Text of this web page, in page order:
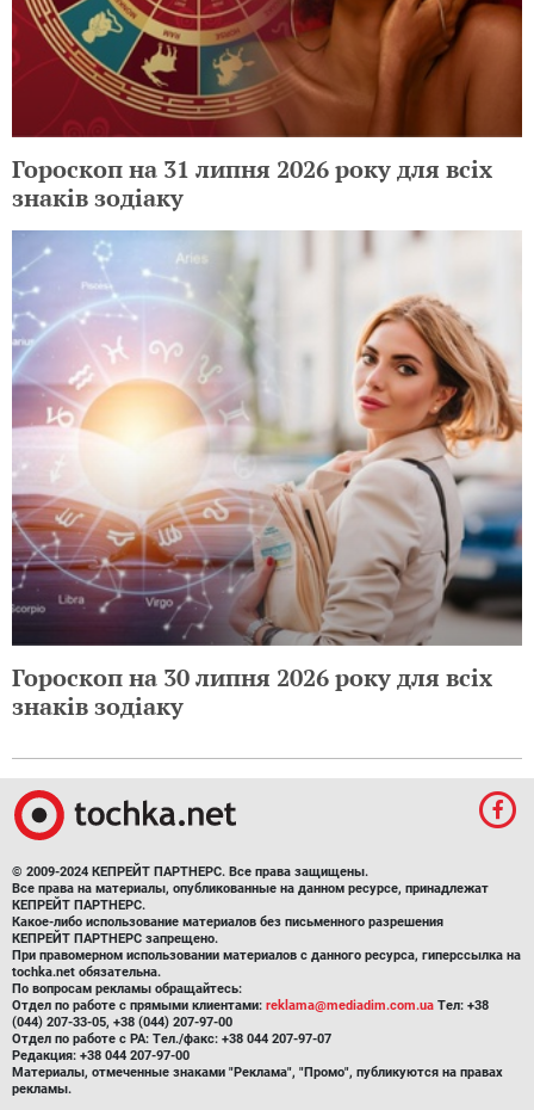
Гороскоп на 31 липня 2026 року для всіх
знаків зодіаку
Гороскоп на 30 липня 2026 року для всіх
знаків зодіаку
© 2009-2024 КЕПРЕЙТ ПАРТНЕРС. Все права защищены.
Все права на материалы, опубликованные на данном ресурсе, принадлежат
КЕПРЕЙТ ПАРТНЕРС.
Какое-либо использование материалов без письменного разрешения
КЕПРЕЙТ ПАРТНЕРС запрещено.
При правомерном использовании материалов с данного ресурса, гиперссылка на
tochka.net обязательна.
По вопросам рекламы обращайтесь:
Отдел по работе с прямыми клиентами: reklama@mediadim.com.ua Тел: +38
(044) 207-33-05, +38 (044) 207-97-00
Отдел по работе с РА: Тел./факс: +38 044 207-97-07
Редакция: +38 044 207-97-00
Материалы, отмеченные знаками "Реклама", "Промо", публикуются на правах
рекламы.